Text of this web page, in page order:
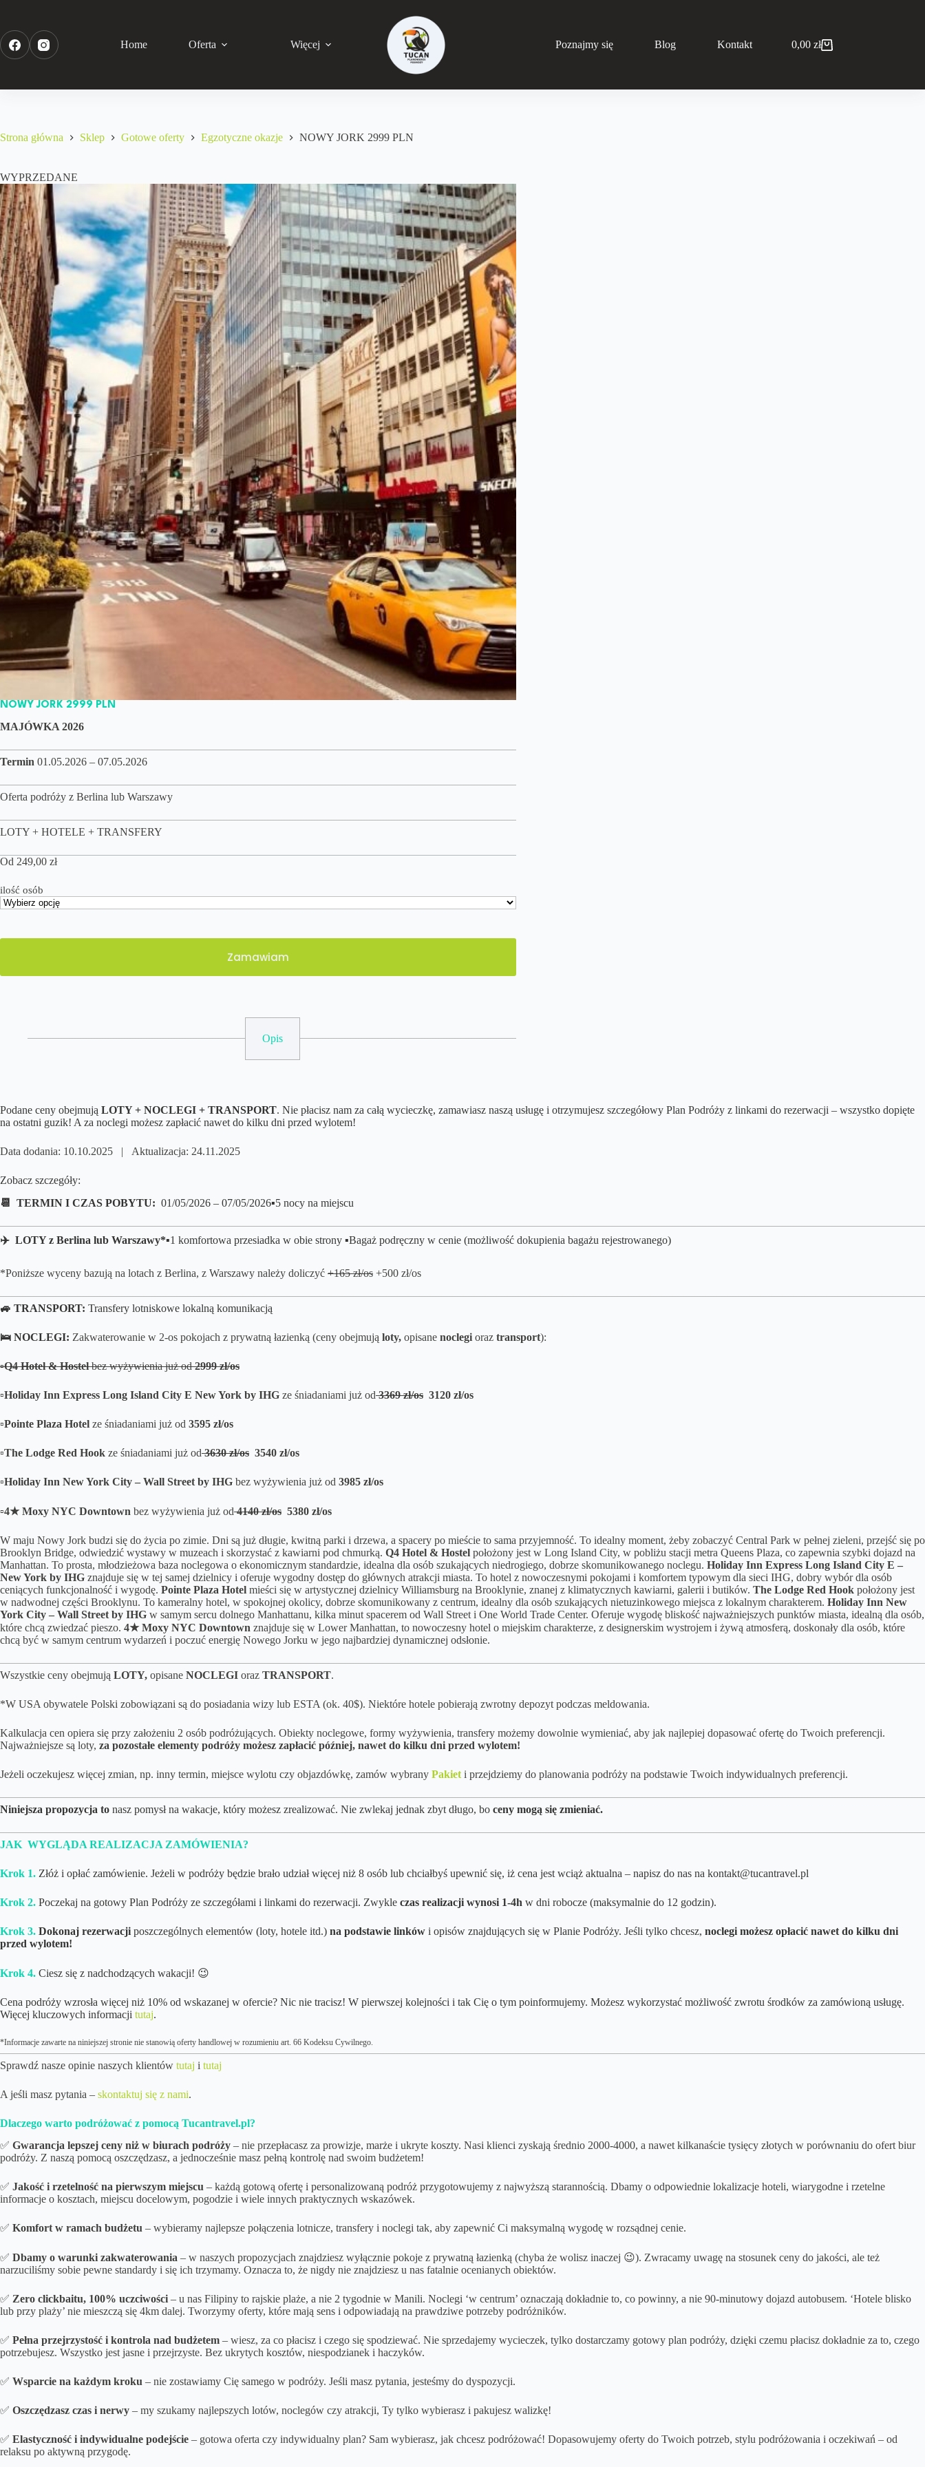
Home Oferta Więcej Poznajmy się Blog Kontakt 0,00 zł
Strona główna Sklep Gotowe oferty Egzotyczne okazje NOWY JORK 2999 PLN
WYPRZEDANE
NOWY JORK 2999 PLN
MAJÓWKA 2026
Termin 01.05.2026 – 07.05.2026
Oferta podróży z Berlina lub Warszawy
LOTY + HOTELE + TRANSFERY
Od 249,00 zł
ilość osób
Zamawiam
Opis
Podane ceny obejmują LOTY + NOCLEGI + TRANSPORT. Nie płacisz nam za całą wycieczkę, zamawiasz naszą usługę i otrzymujesz szczegółowy Plan Podróży z linkami do rezerwacji – wszystko dopięte
na ostatni guzik! A za noclegi możesz zapłacić nawet do kilku dni przed wylotem!
Data dodania: 10.10.2025 | Aktualizacja: 24.11.2025
Zobacz szczegóły:
📆 TERMIN I CZAS POBYTU: 01/05/2026 – 07/05/2026▪️5 nocy na miejscu
✈️ LOTY z Berlina lub Warszawy*▪️1 komfortowa przesiadka w obie strony ▪️Bagaż podręczny w cenie (możliwość dokupienia bagażu rejestrowanego)
*Poniższe wyceny bazują na lotach z Berlina, z Warszawy należy doliczyć +165 zł/os +500 zł/os
🚙 TRANSPORT: Transfery lotniskowe lokalną komunikacją
🛌 NOCLEGI: Zakwaterowanie w 2-os pokojach z prywatną łazienką (ceny obejmują loty, opisane noclegi oraz transport):
▫️Q4 Hotel & Hostelbez wyżywienia już od2999zł/os
▫️Holiday Inn Express Long Island City E New York by IHG ze śniadaniami już od3369zł/os 3120 zł/os
▫️Pointe Plaza Hotel ze śniadaniami już od 3595 zł/os
▫️The Lodge Red Hook ze śniadaniami już od3630zł/os 3540 zł/os
▫️Holiday Inn New York City – Wall Street by IHG bez wyżywienia już od 3985 zł/os
▫️4★ Moxy NYC Downtown bez wyżywienia już od4140zł/os 5380 zł/os
W maju Nowy Jork budzi się do życia po zimie. Dni są już długie, kwitną parki i drzewa, a spacery po mieście to sama przyjemność. To idealny moment, żeby zobaczyć Central Park w pełnej zieleni, przejść się po
Brooklyn Bridge, odwiedzić wystawy w muzeach i skorzystać z kawiarni pod chmurką. Q4 Hotel & Hostel położony jest w Long Island City, w pobliżu stacji metra Queens Plaza, co zapewnia szybki dojazd na
Manhattan. To prosta, młodzieżowa baza noclegowa o ekonomicznym standardzie, idealna dla osób szukających niedrogiego, dobrze skomunikowanego noclegu. Holiday Inn Express Long Island City E –
New York by IHG znajduje się w tej samej dzielnicy i oferuje wygodny dostęp do głównych atrakcji miasta. To hotel z nowoczesnymi pokojami i komfortem typowym dla sieci IHG, dobry wybór dla osób
ceniących funkcjonalność i wygodę. Pointe Plaza Hotel mieści się w artystycznej dzielnicy Williamsburg na Brooklynie, znanej z klimatycznych kawiarni, galerii i butików. The Lodge Red Hook położony jest
w nadwodnej części Brooklynu. To kameralny hotel, w spokojnej okolicy, dobrze skomunikowany z centrum, idealny dla osób szukających nietuzinkowego miejsca z lokalnym charakterem. Holiday Inn New
York City – Wall Street by IHG w samym sercu dolnego Manhattanu, kilka minut spacerem od Wall Street i One World Trade Center. Oferuje wygodę bliskość najważniejszych punktów miasta, idealną dla osób,
które chcą zwiedzać pieszo. 4★ Moxy NYC Downtown znajduje się w Lower Manhattan, to nowoczesny hotel o miejskim charakterze, z designerskim wystrojem i żywą atmosferą, doskonały dla osób, które
chcą być w samym centrum wydarzeń i poczuć energię Nowego Jorku w jego najbardziej dynamicznej odsłonie.
Wszystkie ceny obejmują LOTY, opisane NOCLEGI oraz TRANSPORT.
*W USA obywatele Polski zobowiązani są do posiadania wizy lub ESTA (ok. 40$). Niektóre hotele pobierają zwrotny depozyt podczas meldowania.
Kalkulacja cen opiera się przy założeniu 2 osób podróżujących. Obiekty noclegowe, formy wyżywienia, transfery możemy dowolnie wymieniać, aby jak najlepiej dopasować ofertę do Twoich preferencji.
Najważniejsze są loty, za pozostałe elementy podróży możesz zapłacić później, nawet do kilku dni przed wylotem!
Jeżeli oczekujesz więcej zmian, np. inny termin, miejsce wylotu czy objazdówkę, zamów wybrany Pakiet i przejdziemy do planowania podróży na podstawie Twoich indywidualnych preferencji.
Niniejsza propozycja to nasz pomysł na wakacje, który możesz zrealizować. Nie zwlekaj jednak zbyt długo, bo ceny mogą się zmieniać.
JAK WYGLĄDA REALIZACJA ZAMÓWIENIA?
Krok 1. Złóż i opłać zamówienie. Jeżeli w podróży będzie brało udział więcej niż 8 osób lub chciałbyś upewnić się, iż cena jest wciąż aktualna – napisz do nas na kontakt@tucantravel.pl
Krok 2. Poczekaj na gotowy Plan Podróży ze szczegółami i linkami do rezerwacji. Zwykle czas realizacji wynosi 1-4h w dni robocze (maksymalnie do 12 godzin).
Krok 3. Dokonaj rezerwacji poszczególnych elementów (loty, hotele itd.) na podstawie linków i opisów znajdujących się w Planie Podróży. Jeśli tylko chcesz, noclegi możesz opłacić nawet do kilku dni
przed wylotem!
Krok 4. Ciesz się z nadchodzących wakacji! 😉
Cena podróży wzrosła więcej niż 10% od wskazanej w ofercie? Nic nie tracisz! W pierwszej kolejności i tak Cię o tym poinformujemy. Możesz wykorzystać możliwość zwrotu środków za zamówioną usługę.
Więcej kluczowych informacji tutaj.
*Informacje zawarte na niniejszej stronie nie stanowią oferty handlowej w rozumieniu art. 66 Kodeksu Cywilnego.
Sprawdź nasze opinie naszych klientów tutaj i tutaj
A jeśli masz pytania – skontaktuj się z nami.
Dlaczego warto podróżować z pomocą Tucantravel.pl?
✅ Gwarancja lepszej ceny niż w biurach podróży – nie przepłacasz za prowizje, marże i ukryte koszty. Nasi klienci zyskają średnio 2000-4000, a nawet kilkanaście tysięcy złotych w porównaniu do ofert biur
podróży. Z naszą pomocą oszczędzasz, a jednocześnie masz pełną kontrolę nad swoim budżetem!
✅ Jakość i rzetelność na pierwszym miejscu – każdą gotową ofertę i personalizowaną podróż przygotowujemy z najwyższą starannością. Dbamy o odpowiednie lokalizacje hoteli, wiarygodne i rzetelne
informacje o kosztach, miejscu docelowym, pogodzie i wiele innych praktycznych wskazówek.
✅ Komfort w ramach budżetu – wybieramy najlepsze połączenia lotnicze, transfery i noclegi tak, aby zapewnić Ci maksymalną wygodę w rozsądnej cenie.
✅ Dbamy o warunki zakwaterowania – w naszych propozycjach znajdziesz wyłącznie pokoje z prywatną łazienką (chyba że wolisz inaczej 😉). Zwracamy uwagę na stosunek ceny do jakości, ale też
narzuciliśmy sobie pewne standardy i się ich trzymamy. Oznacza to, że nigdy nie znajdziesz u nas fatalnie ocenianych obiektów.
✅ Zero clickbaitu, 100% uczciwości – u nas Filipiny to rajskie plaże, a nie 2 tygodnie w Manili. Noclegi ‘w centrum’ oznaczają dokładnie to, co powinny, a nie 90-minutowy dojazd autobusem. ‘Hotele blisko
lub przy plaży’ nie mieszczą się 4km dalej. Tworzymy oferty, które mają sens i odpowiadają na prawdziwe potrzeby podróżników.
✅ Pełna przejrzystość i kontrola nad budżetem – wiesz, za co płacisz i czego się spodziewać. Nie sprzedajemy wycieczek, tylko dostarczamy gotowy plan podróży, dzięki czemu płacisz dokładnie za to, czego
potrzebujesz. Wszystko jest jasne i przejrzyste. Bez ukrytych kosztów, niespodzianek i haczyków.
✅ Wsparcie na każdym kroku – nie zostawiamy Cię samego w podróży. Jeśli masz pytania, jesteśmy do dyspozycji.
✅ Oszczędzasz czas i nerwy – my szukamy najlepszych lotów, noclegów czy atrakcji, Ty tylko wybierasz i pakujesz walizkę!
✅ Elastyczność i indywidualne podejście – gotowa oferta czy indywidualny plan? Sam wybierasz, jak chcesz podróżować! Dopasowujemy oferty do Twoich potrzeb, stylu podróżowania i oczekiwań – od
relaksu po aktywną przygodę.